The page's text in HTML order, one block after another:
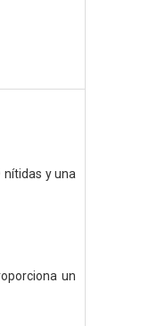
nítidas y una
un